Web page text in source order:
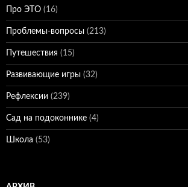
Про ЭТО (16)
Проблемы-вопросы (213)
Путешествия (15)
Развивающие игры (32)
Рефлексии (239)
Сад на подоконнике (4)
Школа (53)